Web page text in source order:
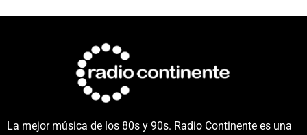
La mejor música de los 80s y 90s. Radio Continente es una